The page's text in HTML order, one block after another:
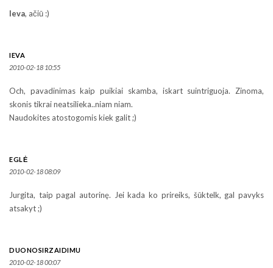
Ieva, ačiū :)
IEVA
2010-02-18 10:55
Och, pavadinimas kaip puikiai skamba, iskart suintriguoja. Zinoma,
skonis tikrai neatsilieka..niam niam.
Naudokites atostogomis kiek galit ;)
EGLĖ
2010-02-18 08:09
Jurgita, taip pagal autorinę. Jei kada ko prireiks, šūktelk, gal pavyks
atsakyt ;)
DUONOSIRZAIDIMU
2010-02-18 00:07